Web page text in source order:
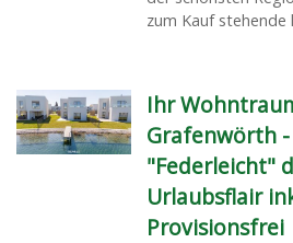
zum Kauf
Ihr
Grafenwörth
"Federleicht"
Urlaubsflair
Provisionsfrei